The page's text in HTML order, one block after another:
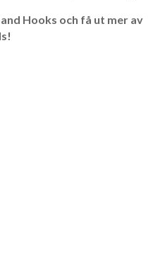
Hooks och få ut mer av